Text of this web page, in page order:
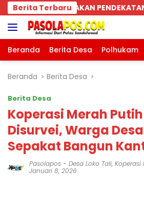
Langsung
ke
konten
Berita Terbaru Parkiran
Beranda Berita Desa Polhukam
Beranda Berita Desa
Berita Desa
Koperasi Merah
Disurvei, Warga
Sepakat Bangun
Pasolapos - Desa Loko Tali, Koperasi
Januari 8, 2026